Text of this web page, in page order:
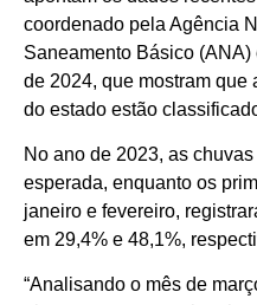
coordenado pela Agência
Saneamento Básico
de 2024, que mostram
do estado estão
No ano de 2023, as
esperada, enquanto os
janeiro e fevereiro,
em 29,4% e 48,1%,
“Analisando o mês de